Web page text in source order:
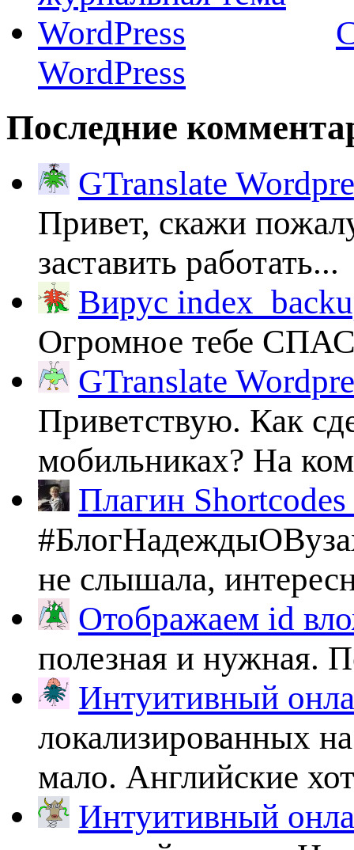
WordPress
Последние
GTranslate
Привет, скажи
заставить работать...
Вирус
Огромное тебе
GTranslate
Приветствую. Как
мобильниках? На
Плагин
не слышала,
Отображаем id
полезная и нужная.
Интуитивный
локализированных
мало. Английские
Интуитивный